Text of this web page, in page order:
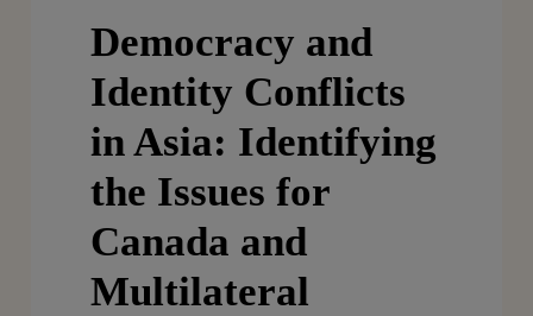
Democracy and
Identity Conflicts
in Asia: Identifying
the Issues for
Canada and
Multilateral